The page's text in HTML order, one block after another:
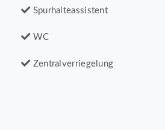
Spurhalteassistent
WC
Zentralverriegelung